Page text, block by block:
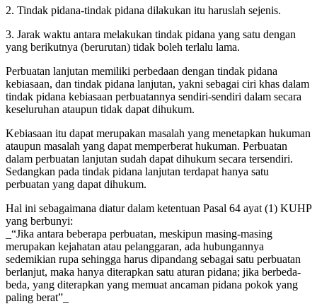
2. Tindak pidana-tindak pidana dilakukan itu haruslah sejenis.
3. Jarak waktu antara melakukan tindak pidana yang satu dengan
yang berikutnya (berurutan) tidak boleh terlalu lama.
Perbuatan lanjutan memiliki perbedaan dengan tindak pidana
kebiasaan, dan tindak pidana lanjutan, yakni sebagai ciri khas dalam
tindak pidana kebiasaan perbuatannya sendiri-sendiri dalam secara
keseluruhan ataupun tidak dapat dihukum.
Kebiasaan itu dapat merupakan masalah yang menetapkan hukuman
ataupun masalah yang dapat memperberat hukuman. Perbuatan
dalam perbuatan lanjutan sudah dapat dihukum secara tersendiri.
Sedangkan pada tindak pidana lanjutan terdapat hanya satu
perbuatan yang dapat dihukum.
Hal ini sebagaimana diatur dalam ketentuan Pasal 64 ayat (1) KUHP
yang berbunyi:
_“Jika antara beberapa perbuatan, meskipun masing-masing
merupakan kejahatan atau pelanggaran, ada hubungannya
sedemikian rupa sehingga harus dipandang sebagai satu perbuatan
berlanjut, maka hanya diterapkan satu aturan pidana; jika berbeda-
beda, yang diterapkan yang memuat ancaman pidana pokok yang
paling berat”_